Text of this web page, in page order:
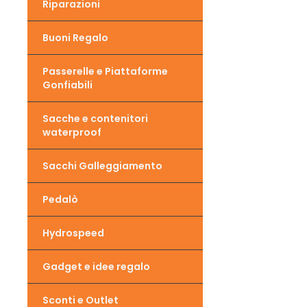
Riparazioni
Buoni Regalo
Passerelle e Piattaforme
Gonfiabili
Sacche e contenitori
waterproof
Sacchi Galleggiamento
Pedalò
Hydrospeed
Gadget e idee regalo
Sconti e Outlet